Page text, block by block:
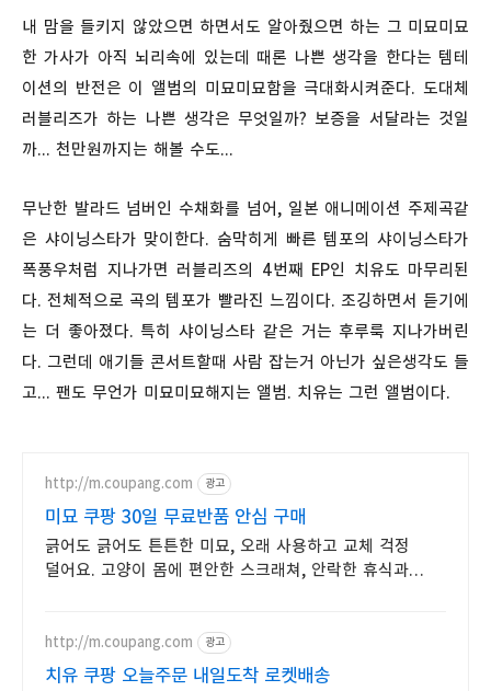
내 맘을 들키지 않았으면 하면서도 알아줬으면 하는 그 미묘미묘
한 가사가 아직 뇌리속에 있는데 때론 나쁜 생각을 한다는 템테
이션의 반전은 이 앨범의 미묘미묘함을 극대화시켜준다. 도대체
러블리즈가 하는 나쁜 생각은 무엇일까? 보증을 서달라는 것일
까... 천만원까지는 해볼 수도...
무난한 발라드 넘버인 수채화를 넘어, 일본 애니메이션 주제곡같
은 샤이닝스타가 맞이한다. 숨막히게 빠른 템포의 샤이닝스타가
폭풍우처럼 지나가면 러블리즈의 4번째 EP인 치유도 마무리된
다. 전체적으로 곡의 템포가 빨라진 느낌이다. 조깅하면서 듣기에
는 더 좋아졌다. 특히 샤이닝스타 같은 거는 후루룩 지나가버린
다. 그런데 애기들 콘서트할때 사람 잡는거 아닌가 싶은생각도 들
고... 팬도 무언가 미묘미묘해지는 앨범. 치유는 그런 앨범이다.
http://m.coupang.com 광고
미묘 쿠팡 30일 무료반품 안심 구매
긁어도 긁어도 튼튼한 미묘, 오래 사용하고 교체 걱정
덜어요. 고양이 몸에 편안한 스크래쳐, 안락한 휴식과
http://m.coupang.com 광고
치유 쿠팡 오늘주문 내일도착 로켓배송